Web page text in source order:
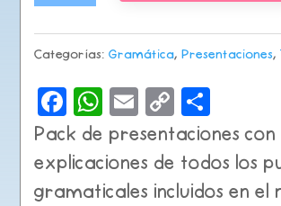
slides
Categorías:Gramática,Presentaciones,
F
a
c
e
W
h
a
ts
E
m
ai
l
C
o
p
y
o
m
p
Pack de presentaciones con
explicaciones de todos los
gramaticales incluidos en el